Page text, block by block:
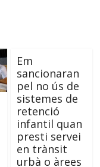
Em
sancionaran
pel no ús de
sistemes de
retenció
infantil quan
presti servei
en trànsit
urbà o àrees